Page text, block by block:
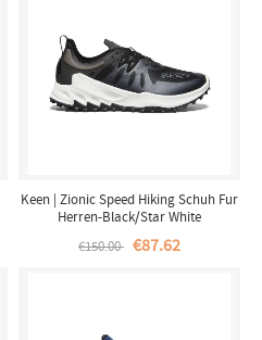
Keen | Zionic Speed Hiking Schuh Fur
Herren-Black/Star White
€150.00 €87.62